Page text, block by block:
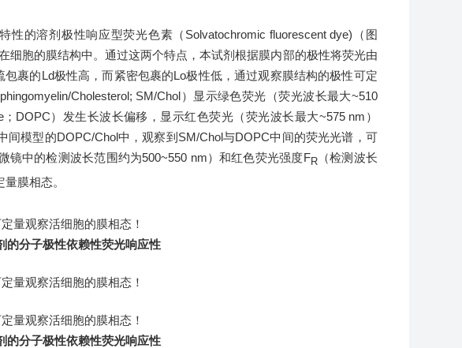
性的溶剂极性响应型荧光色素（ Solvatochromic fluorescent dye) （图
细胞的膜结构中。通过这两个特点，本试剂根据膜内部的极性将荧光由
裹的Ld极性高，而紧密包裹的Lo极性低，通过观察膜结构的极性可定
Cholesterol; SM/Chol）显示绿色荧光（荧光波长最大~510
DOPC）发生长波长偏移，显示红色荧光（荧光波长最大~575 nm）
间模型的DOPC/Chol中，观察到SM/Chol与DOPC中间的荧光光谱，可
微镜中的检测波长范围约为500~550 nm）和红色荧光强度FR（检测波长
量膜相态。
的分子极性依赖性荧光响应性
的分子极性依赖性荧光响应性